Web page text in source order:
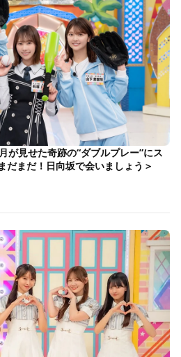
が見せた奇跡の“ダブルプレー”にス
だまだ！日向坂で会いましょう＞